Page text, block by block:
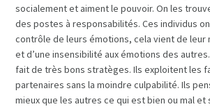
socialement et aiment le pouvoir. On les
des postes à responsabilités. Ces individus
contrôle de leurs émotions, cela vient de leur
et d’une insensibilité aux émotions des
fait de très bons stratèges. Ils exploitent les
partenaires sans la moindre culpabilité. Ils
mieux que les autres ce qui est bien ou mal